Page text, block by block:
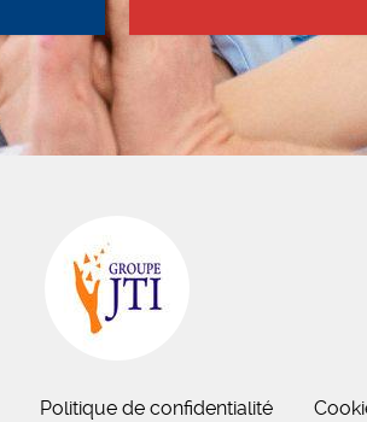
Politique de confidentialité